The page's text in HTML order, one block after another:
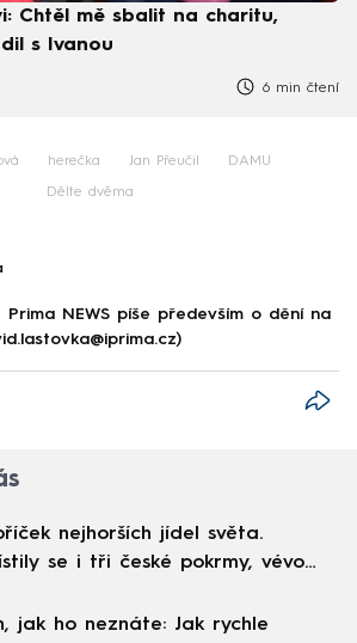
Chtěl mě sbalit na charitu,
s Ivanou
6 min čtení
herečka Jan Přeučil DAMU
Dělte dvěma
Prima NEWS píše především o dění na
nejhorších jídel světa.
se i tři české pokrmy, vévodí
jak ho neznáte: Jak rychle